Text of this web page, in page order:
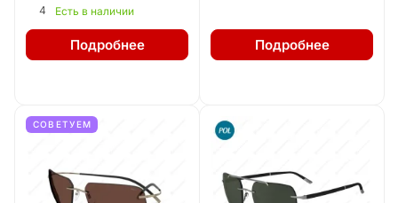
4 Есть в наличии
Подробнее Подробнее
СОВЕТУЕМ